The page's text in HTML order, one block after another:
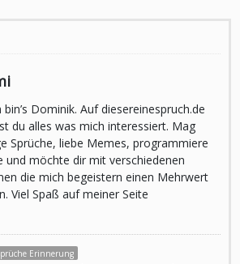
bin’s Dominik. Auf diesereinespruch.de
du alles was mich interessiert. Mag
Sprüche, liebe Memes, programmiere
und möchte dir mit verschiedenen
die mich begeistern einen Mehrwert
Viel Spaß auf meiner Seite
Erinnerung